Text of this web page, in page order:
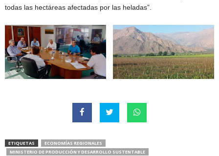
todas las hectáreas afectadas por las heladas”.
ETIQUETAS
ECONOMÍAS REGIONALES
MINISTERIO DE PRODUCCIÓN Y DESARROLLO SUSTENTABLE